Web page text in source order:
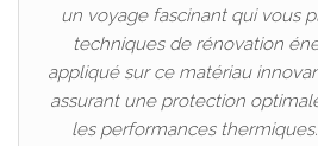
un voyage fascinant qui vous
techniques de rénovation
appliqué sur ce matériau
assurant une protection
les performances